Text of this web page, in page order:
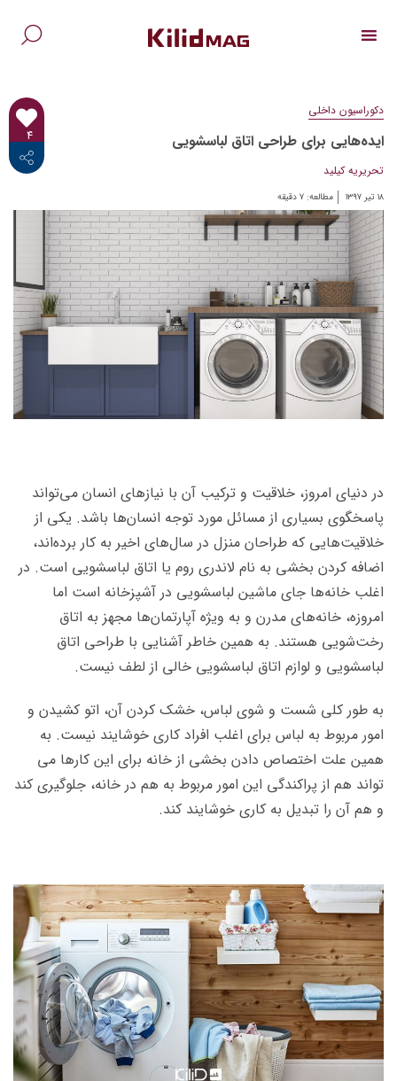
۴
<i class="fab fa-facebook-f"></i>
دکوراسیون داخلی
ایده‌هایی برای طراحی اتاق لباسشویی
تحریریه کیلید
۱۸ تیر ۱۳۹۷ مطالعه: ۷ دقیقه
در دنیای امروز، خلاقیت و ترکیب آن با نیازهای انسان می­‌تواند
پاسخگوی بسیاری از مسائل مورد توجه انسان­‌ها باشد. یکی از
خلاقیت­‌هایی که طراحان منزل در سال­‌های اخیر به کار برده‌­اند،
اضافه کردن بخشی به نام لاندری روم یا اتاق لباسشویی است. در
اغلب خانه‌­ها جای ماشین لباسشویی در آشپزخانه است اما
امروزه، خانه‌­های مدرن و به ویژه آپارتمان­‌ها مجهز به اتاق
رخت‌شویی هستند. به همین خاطر آشنایی با طراحی اتاق
لباسشویی و لوازم اتاق لباسشویی خالی از لطف نیست.
به طور کلی شست و شوی لباس، خشک کردن آن، اتو کشیدن و
امور مربوط به لباس برای اغلب افراد کاری خوشایند نیست. به
همین علت اختصاص دادن بخشی از خانه برای این کارها می­‌
تواند هم از پراکندگی این امور مربوط به هم در خانه، جلوگیری کند
و هم آن را تبدیل به کاری خوشایند کند.